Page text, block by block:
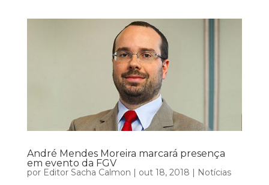
André Mendes Moreira marcará presença
em evento da FGV
por Editor Sacha Calmon out 18, 2018 Notícias